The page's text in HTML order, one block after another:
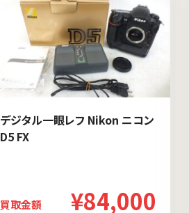
デジタル一眼レフ Nikon ニコン
D5 FX
買取金額 ¥84,000